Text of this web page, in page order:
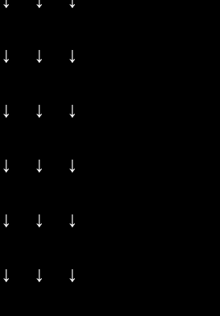
↓ ↓ ↓
↓ ↓ ↓
↓ ↓ ↓
↓ ↓ ↓
↓ ↓ ↓